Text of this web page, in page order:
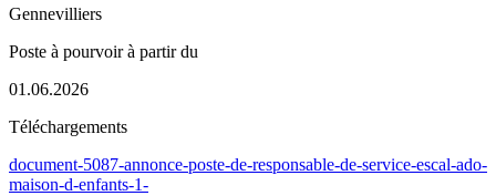
Gennevilliers
Poste à pourvoir à partir du
01.06.2026
Téléchargements
document-5087-annonce-poste-de-responsable-de-service-escal-ado-
maison-d-enfants-1-